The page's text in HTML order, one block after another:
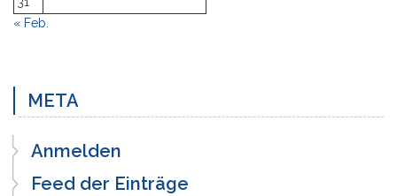
« Feb.
META
Anmelden
Feed der Einträge